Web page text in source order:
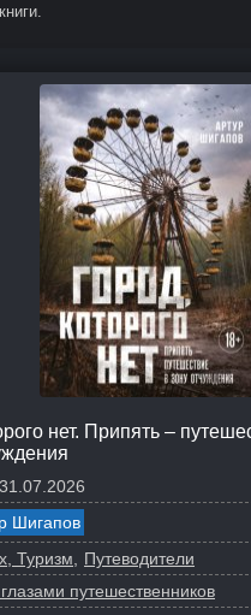
нет. Припять –
31.07.2026
Шигапов
Туризм
Путеводители
путешественников